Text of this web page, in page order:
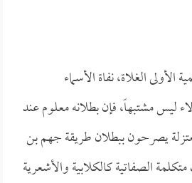
الأولى الغلاة، نفاة الأسماء
مشتبهاً، فإن بطلانه معلوم عند
يصرحون ببطلان طريقة جهم بن
الصفاتية كالكلابية والأشعرية